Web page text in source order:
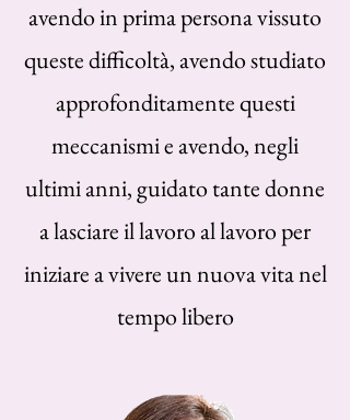
avendo in prima persona vissuto
queste difficoltà, avendo studiato
approfonditamente questi
meccanismi e avendo, negli
ultimi anni, guidato tante donne
a lasciare il lavoro al lavoro per
iniziare a vivere un nuova vita nel
tempo libero